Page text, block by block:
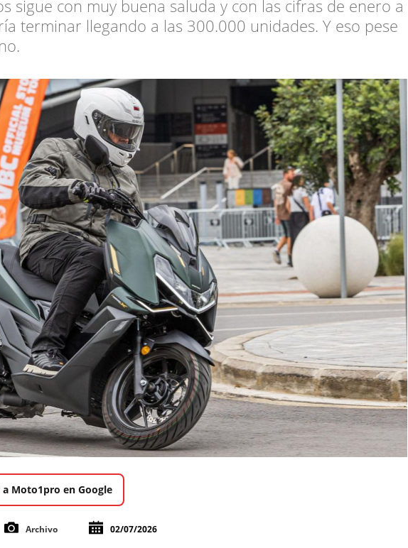
sigue con muy buena saluda y con las cifras de enero a
terminar llegando a las 300.000 unidades. Y eso pese
a Moto1pro en Google
Archivo 02/07/2026